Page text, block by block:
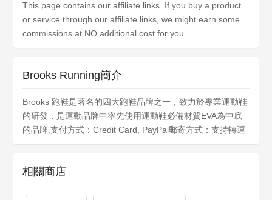
This page contains our affiliate links. If you buy a product
or service through our affiliate links, we might earn some
commissions at NO additional cost for you.
Brooks Running簡介
Brooks 跑鞋是著名的四大跑鞋品牌之一，致力於專業運動鞋
的研發，是運動品牌中率先使用運動鞋必備材質EVA為中底
的品牌.支付方式：Credit Card, PayPal郵寄方式：支持轉運
相關商店